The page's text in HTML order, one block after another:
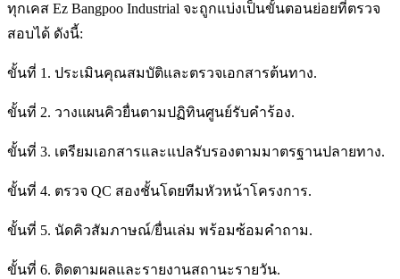
ทุกเคส Ez Bangpoo Industrial จะถูกแบ่งเป็นขั้นตอนย่อยที่ตรวจ
สอบได้ ดังนี้:
ขั้นที่ 1. ประเมินคุณสมบัติและตรวจเอกสารต้นทาง.
ขั้นที่ 2. วางแผนคิวยื่นตามปฏิทินศูนย์รับคำร้อง.
ขั้นที่ 3. เตรียมเอกสารและแปลรับรองตามมาตรฐานปลายทาง.
ขั้นที่ 4. ตรวจ QC สองชั้นโดยทีมหัวหน้าโครงการ.
ขั้นที่ 5. นัดคิวสัมภาษณ์/ยื่นเล่ม พร้อมซ้อมคำถาม.
ขั้นที่ 6. ติดตามผลและรายงานสถานะรายวัน.